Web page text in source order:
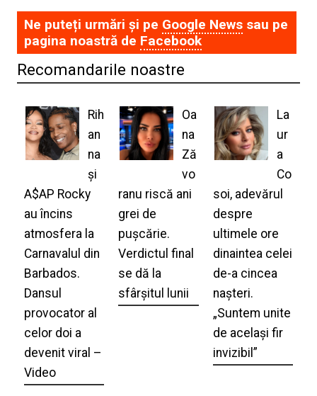
Ne puteți urmări și pe Google Newssau pe
pagina noastră de Facebook
Recomandarile noastre
Rih
an
na
și
A$AP Rocky
au încins
atmosfera la
Carnavalul din
Barbados.
Dansul
provocator al
celor doi a
devenit viral –
Video
Oa
na
Ză
vo
ranu riscă ani
grei de
pușcărie.
Verdictul final
se dă la
sfârșitul lunii
La
ur
a
Co
soi, adevărul
despre
ultimele ore
dinaintea celei
de-a cincea
nașteri.
„Suntem unite
de același fir
invizibil”